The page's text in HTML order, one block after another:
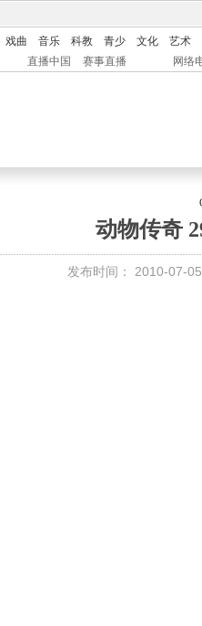
戏曲 音乐 科教 青少 文化
艺术
直播中国 赛事直播 网络
动物传奇
发布时间： 2010-07-